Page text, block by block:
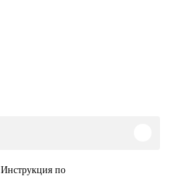
Инструкция по